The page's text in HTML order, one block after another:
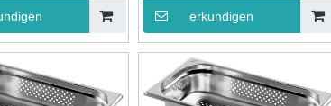
erkundigen